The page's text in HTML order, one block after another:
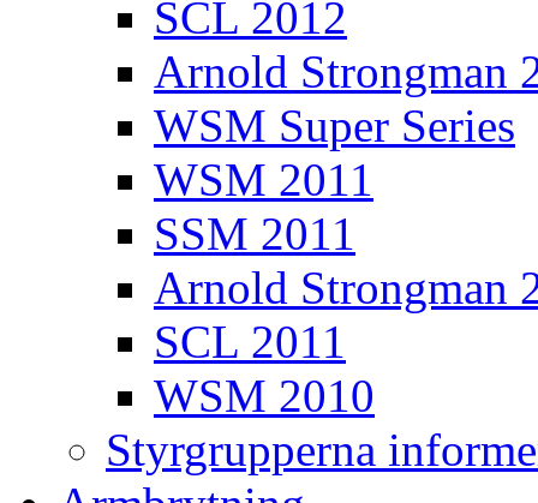
SCL 2012
Arnold Strongman
WSM Super Series
WSM 2011
SSM 2011
Arnold Strongman
SCL 2011
WSM 2010
Styrgrupperna